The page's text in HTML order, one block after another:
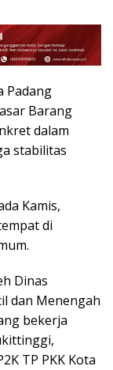
Padang
Barang
dalam
stabilitas
Kamis,
di
Dinas
dan Menengah
bekerja
TP PKK Kota